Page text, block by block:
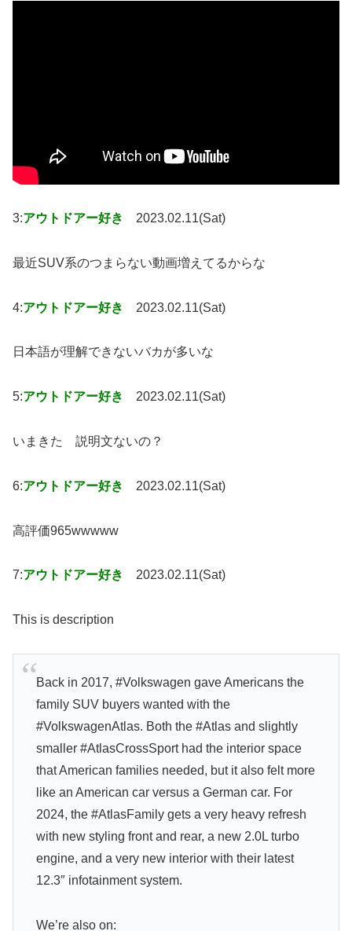
3:アウトドアー好き 2023.02.11(Sat)
最近SUV系のつまらない動画増えてるからな
4:アウトドアー好き 2023.02.11(Sat)
日本語が理解できないバカが多いな
5:アウトドアー好き 2023.02.11(Sat)
いまきた 説明文ないの？
6:アウトドアー好き 2023.02.11(Sat)
高評価965wwwww
7:アウトドアー好き 2023.02.11(Sat)
This is description
Back in 2017, #Volkswagen gave Americans the
family SUV buyers wanted with the
#VolkswagenAtlas. Both the #Atlas and slightly
smaller #AtlasCrossSport had the interior space
that American families needed, but it also felt more
like an American car versus a German car. For
2024, the #AtlasFamily gets a very heavy refresh
with new styling front and rear, a new 2.0L turbo
engine, and a very new interior with their latest
12.3″ infotainment system.
We’re also on: